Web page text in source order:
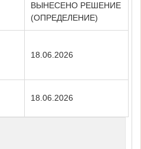
ВЫНЕСЕНО РЕШЕНИЕ
(ОПРЕДЕЛЕНИЕ)
18.06.2026
18.06.2026